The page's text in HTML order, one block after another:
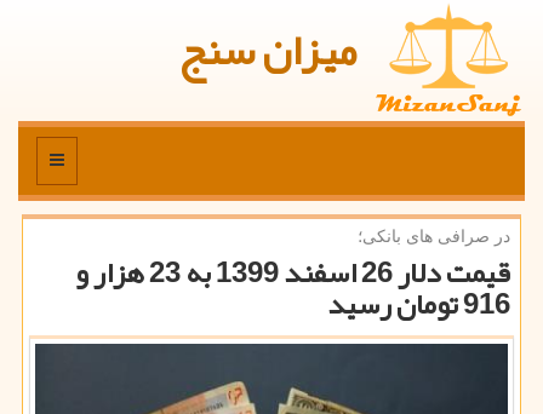
میزان سنج
منو
در صرافی های بانكی؛
قیمت دلار 26 اسفند 1399 به 23 هزار و
916 تومان رسید